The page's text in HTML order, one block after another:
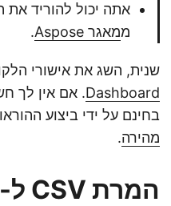
אתה יכול להוריד את
ממאגר Aspose .
שנית, השג את אישורי
Dashboard. אם אין לך
בחינם על ידי ביצוע
מהירה.
המרת CSV ל-JPEG ב-Java